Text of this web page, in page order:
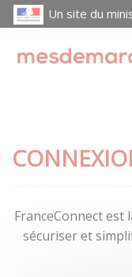
Un site du
FranceConnect
sécuriser et